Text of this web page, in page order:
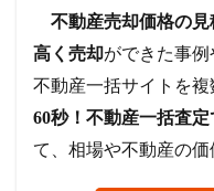
不動産売却価格の見
高く売却ができた事
不動産一括サイトを
60秒！不動産一括査
て、相場や不動産の価